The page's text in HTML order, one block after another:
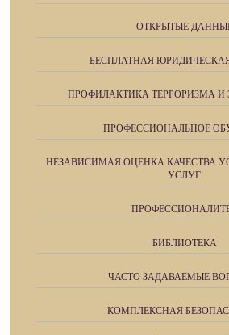
ОТКРЫТЫЕ
БЕСПЛАТНАЯ
ПРОФИЛАКТИКА ТЕРРОРИЗМА И
ПРОФЕССИОНАЛЬНОЕ
НЕЗАВИСИМАЯ ОЦЕНКА КАЧЕСТВА
УСЛУГ
БИБЛИОТЕКА
ЧАСТО ЗАДАВАЕМЫЕ
КОМПЛЕКСНАЯ